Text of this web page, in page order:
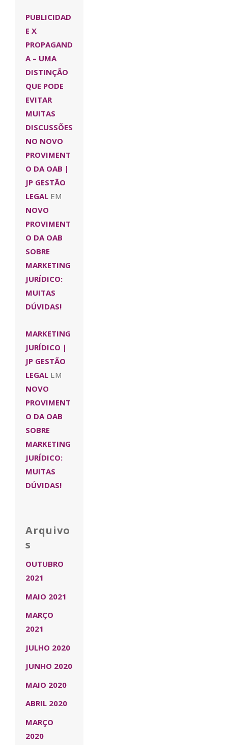
PUBLICIDAD
E X
PROPAGAND
A – UMA
DISTINÇÃO
QUE PODE
EVITAR
MUITAS
DISCUSSÕES
NO NOVO
PROVIMENT
O DA OAB |
JP GESTÃO
LEGAL EM
NOVO
PROVIMENT
O DA OAB
SOBRE
MARKETING
JURÍDICO:
MUITAS
DÚVIDAS!
MARKETING
JURÍDICO |
JP GESTÃO
LEGAL EM
NOVO
PROVIMENT
O DA OAB
SOBRE
MARKETING
JURÍDICO:
MUITAS
DÚVIDAS!
Arquivo
s
OUTUBRO
2021
MAIO 2021
MARÇO
2021
JULHO 2020
JUNHO 2020
MAIO 2020
ABRIL 2020
MARÇO
2020